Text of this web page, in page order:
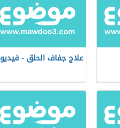
علاج جفاف الحلق - فيديو